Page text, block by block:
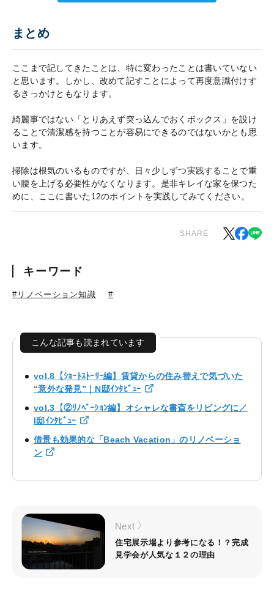
まとめ
ここまで記してきたことは、特に変わったことは書いていない
と思います。しかし、改めて記すことによって再度意識付けす
るきっかけともなります。
綺麗事ではない「とりあえず突っ込んでおくボックス」を設け
ることで清潔感を持つことが容易にできるのではないかとも思
います。
掃除は根気のいるものですが、日々少しずつ実践することで重
い腰を上げる必要性がなくなります。是非キレイな家を保つた
めに、ここに書いた12のポイントを実践してみてください。
SHARE
キーワード
#リノベーション知識 #
こんな記事も読まれています
vol.8【ｼｮｰﾄｽﾄｰﾘｰ編】賃貸からの住み替えで気づいた
“意外な発見”｜N邸ｲﾝﾀﾋﾞｭｰ
vol.3【②ﾘﾉﾍﾞｰｼｮﾝ編】オシャレな書斎をリビングに／
I邸ｲﾝﾀﾋﾞｭｰ
借景も効果的な「Beach Vacation」のリノベーショ
ン
Next
住宅展示場より参考になる！？完成
見学会が人気な１２の理由